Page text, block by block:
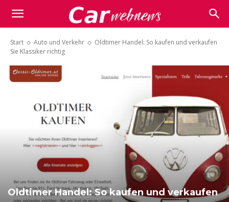
Carwebnews.com
Start Auto und Verkehr
Oldtimer Handel: So kaufen und verkaufen
Sie Klassiker richtig
Oldtimer Handel: So kaufen und verkaufen